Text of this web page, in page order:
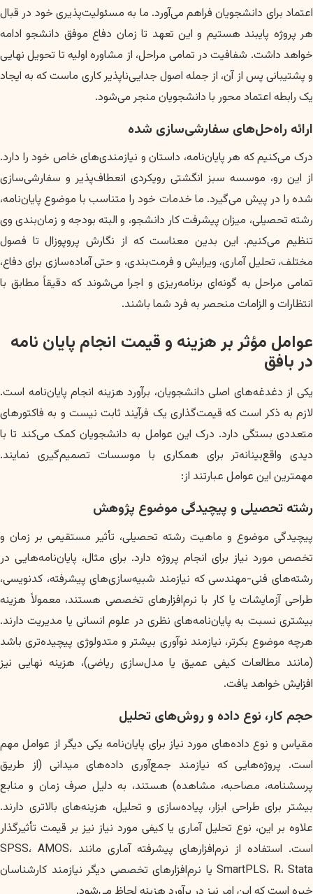
اعتماد برای دانشجویان فراهم می‌آورد. ما به مسئولیت‌پذیری خود در قبال
هر پروژه پایبند هستیم و این تعهد تا زمان دفاع موفق دانشجو ادامه
خواهد داشت. شفافیت در تمامی مراحل، از مشاوره اولیه تا تحویل نهایی
و پشتیبانی پس از آن، از جمله اصول جدایی‌ناپذیر کاری ماست که به ایجاد
یک رابطه اعتماد محور با دانشجویان منجر می‌شود.
ارائه راه‌حل‌های سفارشی‌سازی شده
درک می‌کنیم که هر پایان‌نامه، داستان و نیازمندی‌های خاص خود را دارد.
از این رو، موسسه سبز انگشتی رویکردی انعطاف‌پذیر و سفارشی‌سازی
شده را در پیش می‌گیرد. ما خدمات خود را متناسب با موضوع پایان‌نامه،
رشته تحصیلی، میزان پیشرفت کار دانشجو، و البته بودجه و زمان‌بندی وی
تنظیم می‌کنیم. این بدین معناست که از نگارش پروپوزال تا فصول
مختلف، تحلیل آماری، ویرایش و فرمت‌بندی، و حتی آماده‌سازی برای دفاع،
تمامی مراحل به گونه‌ای برنامه‌ریزی و اجرا می‌شوند که دقیقاً مطابق با
انتظارات و الزامات منحصر به فرد شما باشند.
عوامل مؤثر بر هزینه و قیمت انجام پایان نامه
در بافق
یکی از دغدغه‌های اصلی دانشجویان، برآورد هزینه انجام پایان‌نامه است.
لازم به ذکر است که قیمت‌گذاری یک فرآیند ثابت نیست و به فاکتورهای
متعددی بستگی دارد. درک این عوامل به دانشجویان کمک می‌کند تا با
دیدی واقع‌بینانه‌تر برای همکاری با موسسات تصمیم‌گیری نمایند.
مهمترین این عوامل عبارتند از:
رشته تحصیلی و پیچیدگی موضوع پژوهش
پیچیدگی موضوع و ماهیت رشته تحصیلی، تأثیر مستقیمی بر زمان و
تخصص مورد نیاز برای انجام پروژه دارد. برای مثال، پایان‌نامه‌هایی در
رشته‌های فنی-مهندسی که نیازمند شبیه‌سازی‌های پیشرفته، کدنویسی،
طراحی آزمایشات یا کار با نرم‌افزارهای تخصصی هستند، معمولاً هزینه
بیشتری نسبت به پایان‌نامه‌های نظری در علوم انسانی یا مدیریت دارند.
هرچه موضوع بکرتر، نیازمند نوآوری بیشتر و متدولوژی پیچیده‌تری باشد
(مانند مطالعات کیفی عمیق یا مدل‌سازی ریاضی)، هزینه نهایی نیز
افزایش خواهد یافت.
حجم کار، نوع داده و روش‌های تحلیل
مقیاس و نوع داده‌های مورد نیاز برای پایان‌نامه یکی دیگر از عوامل مهم
است. پروژه‌هایی که نیازمند جمع‌آوری داده‌های میدانی (از طریق
پرسشنامه، مصاحبه، مشاهده) هستند، به دلیل صرف زمان و منابع
بیشتر برای طراحی ابزار، پیاده‌سازی و تحلیل، هزینه‌های بالاتری دارند.
علاوه بر این، نوع تحلیل آماری یا کیفی مورد نیاز نیز بر قیمت تأثیرگذار
است. استفاده از نرم‌افزارهای پیشرفته آماری مانند SPSS، AMOS،
SmartPLS، R، Stata یا نرم‌افزارهای تخصصی دیگر نیازمند کارشناسان